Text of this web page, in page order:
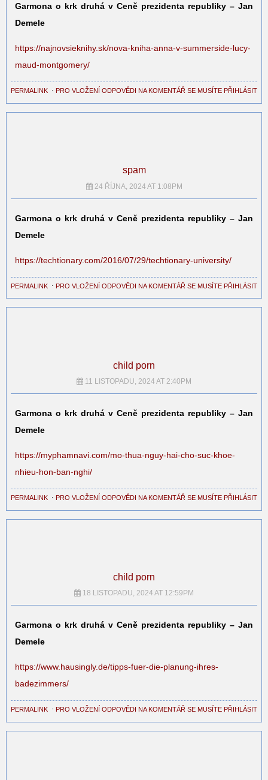
Garmona o krk druhá v Ceně prezidenta republiky – Jan
Demele
https://najnovsieknihy.sk/nova-kniha-anna-v-summerside-lucy-
maud-montgomery/
PERMALINK ⋅ PRO VLOŽENÍ ODPOVĚDI NA KOMENTÁŘ SE MUSÍTE PŘIHLÁSIT
spam
24 ŘÍJNA, 2024 AT 1:08PM
Garmona o krk druhá v Ceně prezidenta republiky – Jan
Demele
https://techtionary.com/2016/07/29/techtionary-university/
PERMALINK ⋅ PRO VLOŽENÍ ODPOVĚDI NA KOMENTÁŘ SE MUSÍTE PŘIHLÁSIT
child porn
11 LISTOPADU, 2024 AT 2:40PM
Garmona o krk druhá v Ceně prezidenta republiky – Jan
Demele
https://myphamnavi.com/mo-thua-nguy-hai-cho-suc-khoe-
nhieu-hon-ban-nghi/
PERMALINK ⋅ PRO VLOŽENÍ ODPOVĚDI NA KOMENTÁŘ SE MUSÍTE PŘIHLÁSIT
child porn
18 LISTOPADU, 2024 AT 12:59PM
Garmona o krk druhá v Ceně prezidenta republiky – Jan
Demele
https://www.hausingly.de/tipps-fuer-die-planung-ihres-
badezimmers/
PERMALINK ⋅ PRO VLOŽENÍ ODPOVĚDI NA KOMENTÁŘ SE MUSÍTE PŘIHLÁSIT